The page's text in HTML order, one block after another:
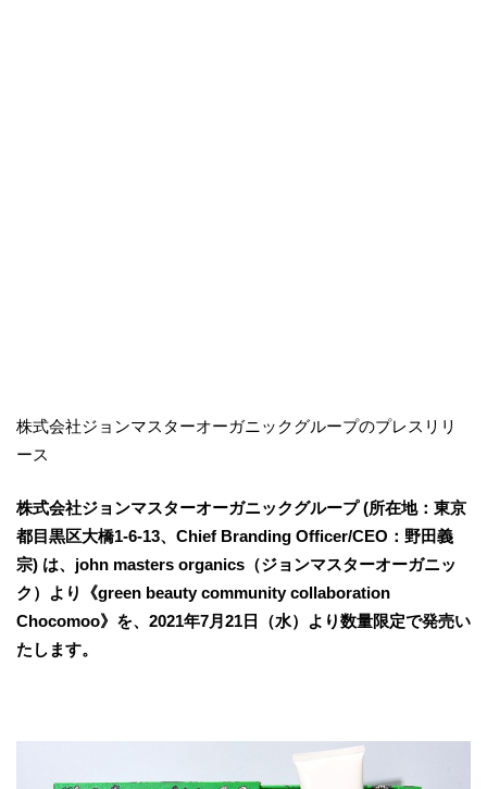
株式会社ジョンマスターオーガニックグループのプレスリリ
ース
株式会社ジョンマスターオーガニックグループ (所在地：東京
都目黒区大橋1-6-13、Chief Branding Officer/CEO：野⽥義
宗) は、john masters organics（ジョンマスターオーガニッ
ク）より《green beauty community collaboration
Chocomoo》を、2021年7月21日（水）より数量限定で発売い
たします。